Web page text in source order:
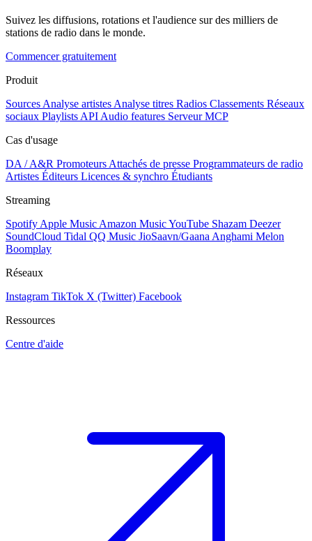
Suivez les diffusions, rotations et l'audience sur des milliers de
stations de radio dans le monde.
Commencer gratuitement
Produit
Sources Analyse artistes Analyse titres Radios Classements Réseaux
sociaux Playlists API Audio features Serveur MCP
Cas d'usage
DA / A&R Promoteurs Attachés de presse Programmateurs de radio
Artistes Éditeurs Licences & synchro Étudiants
Streaming
Spotify Apple Music Amazon MusicYouTube Shazam Deezer
SoundCloud Tidal QQ Music JioSaavn/Gaana Anghami Melon
Boomplay
Réseaux
Instagram TikTok X (Twitter) Facebook
Ressources
Centre d'aide